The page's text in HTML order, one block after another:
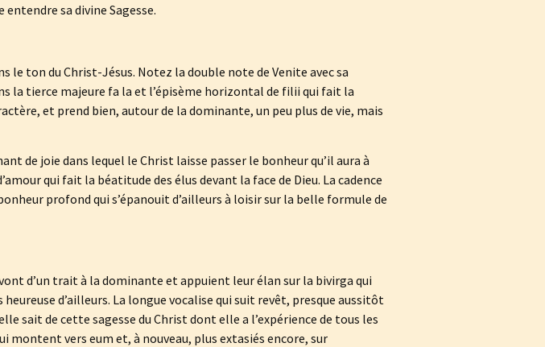
sa divine Sagesse.
le ton du Christ-Jésus. Notez la double note de Venite avec sa
la tierce majeure fa la et l’épisème horizontal de filii qui fait la
et prend bien, autour de la dominante, un peu plus de vie, mais
de joie dans lequel le Christ laisse passer le bonheur qu’il aura à
qui fait la béatitude des élus devant la face de Dieu. La cadence
profond qui s’épanouit d’ailleurs à loisir sur la belle formule de
d’un trait à la dominante et appuient leur élan sur la bivirga qui
d’ailleurs. La longue vocalise qui suit revêt, presque aussitôt
sait de cette sagesse du Christ dont elle a l’expérience de tous les
montent vers eum et, à nouveau, plus extasiés encore, sur